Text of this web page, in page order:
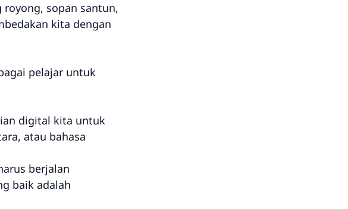
sopan santun,
kita dengan
pelajar untuk
digital kita untuk
atau bahasa
berjalan
baik adalah